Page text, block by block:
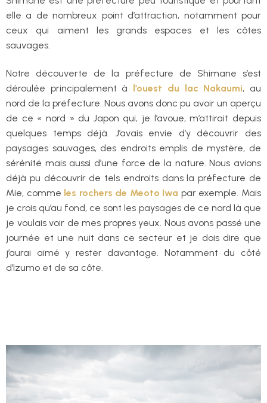
elle a de nombreux point d’attraction, notamment pour
ceux qui aiment les grands espaces et les côtes
sauvages.
Notre découverte de la préfecture de Shimane s’est
déroulée principalement à l’ouest du lac Nakaumi, au
nord de la préfecture. Nous avons donc pu avoir un aperçu
de ce « nord » du Japon qui, je l’avoue, m’attirait depuis
quelques temps déjà. J’avais envie d’y découvrir des
paysages sauvages, des endroits emplis de mystère, de
sérénité mais aussi d’une force de la nature. Nous avions
déjà pu découvrir de tels endroits dans la préfecture de
Mie, comme les rochers de Meoto Iwa par exemple. Mais
je crois qu’au fond, ce sont les paysages de ce nord là que
je voulais voir de mes propres yeux. Nous avons passé une
journée et une nuit dans ce secteur et je dois dire que
j’aurai aimé y rester davantage. Notamment du côté
d’Izumo et de sa côte.